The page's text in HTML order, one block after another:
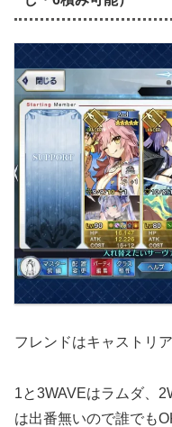
フレンドはキャストリア
1と3WAVEはラムダ、
は出番無いので誰でも